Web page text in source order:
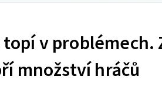
topí v
množství hráčů